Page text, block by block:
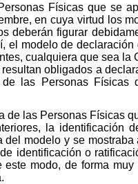
Físicas que se
en cuya virtud los
deberán figurar
el modelo de declaración
cualquiera que sea la
obligados a
las Personas Físicas
de las Personas Físicas
la identificación
modelo y se mostraba
identificación o
modo, de forma muy